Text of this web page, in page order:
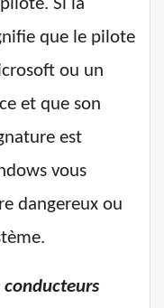
que le pilote
ou un
et que son
est
vous
dangereux ou
conducteurs